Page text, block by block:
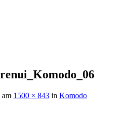
am 1500 × 843 in Komodo